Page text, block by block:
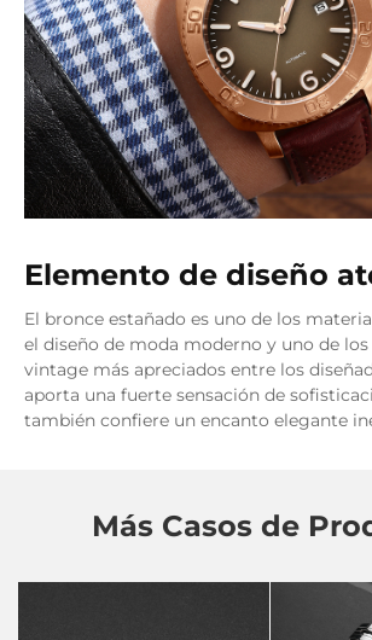
Elemento de diseño
El bronce estañado es uno de los
el diseño de moda moderno y uno de
vintage más apreciados entre los
aporta una fuerte sensación de
también confiere un encanto elegante
Más Casos de